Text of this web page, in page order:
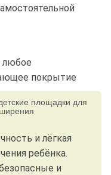
любое
покрытие
площадки для
и лёгкая
ребёнка.
и